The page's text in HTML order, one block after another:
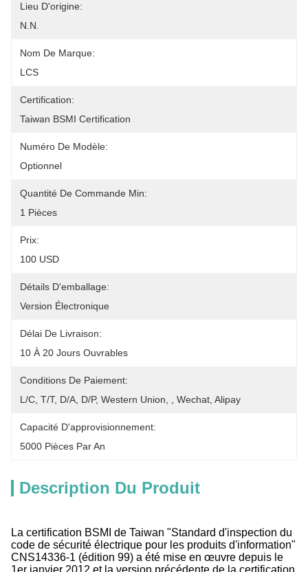
Lieu D'origine:
N.N.
Nom De Marque:
LCS
Certification:
Taiwan BSMI Certification
Numéro De Modèle:
Optionnel
Quantité De Commande Min:
1 Pièces
Prix:
100 USD
Détails D'emballage:
Version Électronique
Délai De Livraison:
10 À 20 Jours Ouvrables
Conditions De Paiement:
L/C, T/T, D/A, D/P, Western Union, , Wechat, Alipay
Capacité D'approvisionnement:
5000 Pièces Par An
Description Du Produit
La certification BSMI de Taiwan "Standard d'inspection du
code de sécurité électrique pour les produits d'information"
CNS14336-1 (édition 99) a été mise en œuvre depuis le
1er janvier 2012,et la version précédente de la certification